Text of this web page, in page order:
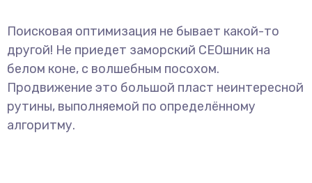
Поисковая оптимизация не бывает какой-то
другой! Не приедет заморский СЕОшник на
белом коне, с волшебным посохом.
Продвижение это большой пласт неинтересной
рутины, выполняемой по определённому
алгоритму.